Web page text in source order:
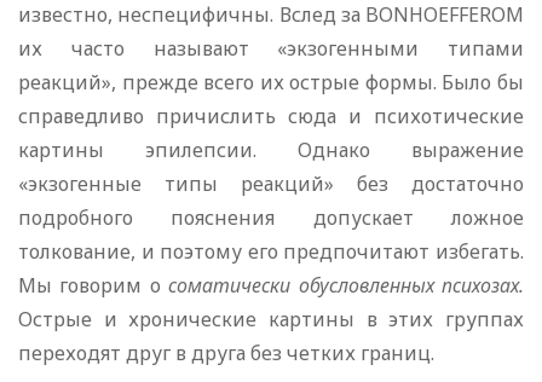
известно, неспецифичны. Вслед за BONHOEFFEROM
их часто называют «экзогенными типами
реакций», прежде всего их острые формы. Было бы
справедливо причислить сюда и психотические
картины эпилепсии. Однако выражение
«экзогенные типы реакций» без достаточно
подробного пояснения допускает ложное
толкование, и поэтому его предпочитают избегать.
Мы говорим осоматически обусловленных психозах.
Острые и хронические картины в этих группах
переходят друг в друга без четких границ.